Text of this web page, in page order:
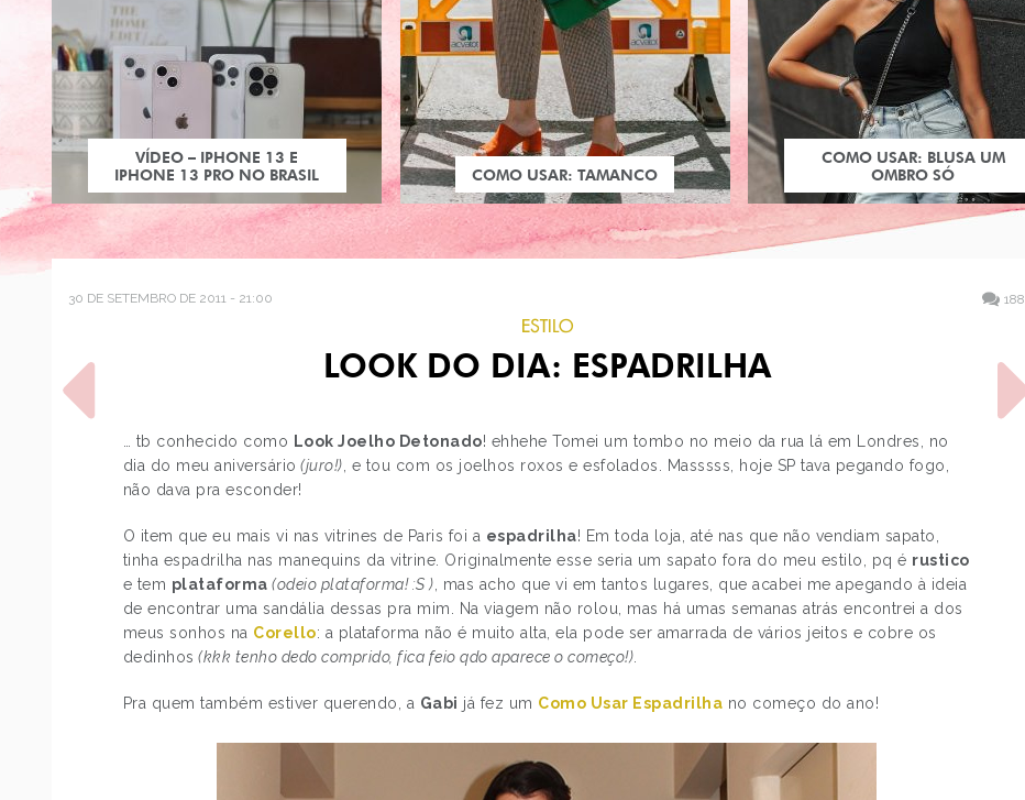
VÍDEO – IPHONE 13 E
IPHONE 13 PRO NO BRASIL
COMO USAR: TAMANCO
COMO USAR: BLUSA UM
OMBRO SÓ
30 DE SETEMBRO DE 2011 - 21:00 188
ESTILO
LOOK DO DIA: ESPADRILHA
… tb conhecido como Look Joelho Detonado! ehhehe Tomei um tombo no meio da rua lá em Londres, no
dia do meu aniversário (juro!) , e tou com os joelhos roxos e esfolados. Masssss, hoje SP tava pegando fogo,
não dava pra esconder!
O item que eu mais vi nas vitrines de Paris foi a espadrilha! Em toda loja, até nas que não vendiam sapato,
tinha espadrilha nas manequins da vitrine. Originalmente esse seria um sapato fora do meu estilo, pq é rustico
e tem plataforma(odeio plataforma! :S ) , mas acho que vi em tantos lugares, que acabei me apegando à ideia
de encontrar uma sandália dessas pra mim. Na viagem não rolou, mas há umas semanas atrás encontrei a dos
meus sonhos na Corello: a plataforma não é muito alta, ela pode ser amarrada de vários jeitos e cobre os
dedinhos (kkk tenho dedo comprido, fica feio qdo aparece o começo!)
Pra quem também estiver querendo, a Gabi já fez um Como Usar Espadrilha no começo do ano!
POST ANTERIOR
MAIS RÁPIDO